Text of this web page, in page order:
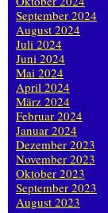
September 2024
August 2024
Juli 2024
Juni 2024
Mai 2024
April 2024
März 2024
Februar 2024
Januar 2024
Dezember 2023
November 2023
Oktober 2023
September 2023
August 2023